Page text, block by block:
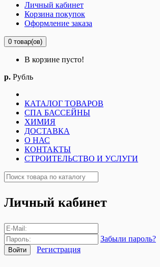
Личный кабинет
Корзина покупок
Оформление заказа
0 товар(ов)
В корзине пусто!
р. Рубль
КАТАЛОГ ТОВАРОВ
СПА БАССЕЙНЫ
ХИМИЯ
ДОСТАВКА
О НАС
КОНТАКТЫ
СТРОИТЕЛЬСТВО И УСЛУГИ
Личный кабинет
Забыли пароль?
Регистрация